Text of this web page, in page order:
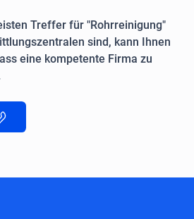
Treffer für "Rohrreinigung"
sind, kann Ihnen
eine kompetente Firma zu